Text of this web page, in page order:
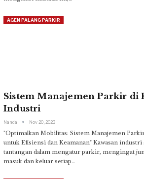
AGEN PALANG PARKIR
Sistem Manajemen Parkir di
Industri
Nanda Nov 20, 2023
"Optimalkan Mobilitas: Sistem Manajemen
untuk Efisiensi dan Keamanan" Kawasan
tantangan dalam mengatur parkir, mengingat
masuk dan keluar setiap…